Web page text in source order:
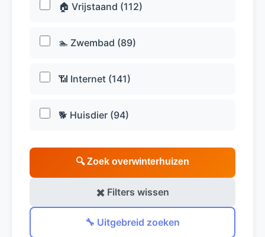
🏠 Vrijstaand (112)
🏊 Zwembad (89)
📶 Internet (141)
🐕 Huisdier (94)
🔍 Zoek overwinterhuizen
✖️ Filters wissen
🔧 Uitgebreid zoeken